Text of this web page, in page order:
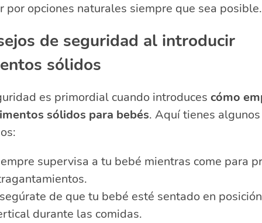
por opciones naturales siempre que sea posible.
de seguridad al introducir
sólidos
es primordial cuando introduces cómo
sólidos para bebés. Aquí tienes algunos
supervisa a tu bebé mientras come para
de que tu bebé esté sentado en posición
durante las comidas.